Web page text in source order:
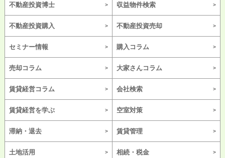
不動産投資博士 収益物件検索
不動産投資購入 不動産投資売却
セミナー情報 購入コラム
売却コラム 大家さんコラム
賃貸経営コラム 会社検索
賃貸経営を学ぶ 空室対策
滞納・退去 賃貸管理
土地活用 相続・税金